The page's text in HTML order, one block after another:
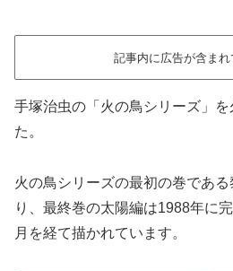
記事内に広告が含まれ
手塚治虫の「火の鳥シリーズ」
た。
火の鳥シリーズの最初の巻であ
り、最終巻の太陽編は1988年に
月を経て描かれています。